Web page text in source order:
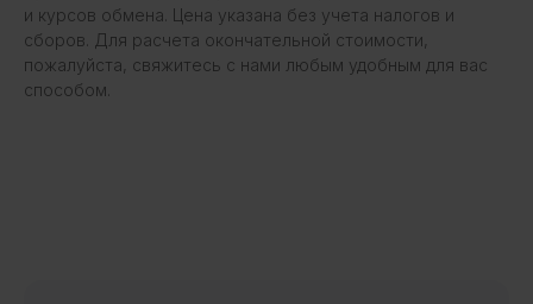
и курсов обмена. Цена указана без учета налогов и
сборов. Для расчета окончательной стоимости,
пожалуйста, свяжитесь с нами любым удобным для вас
способом.